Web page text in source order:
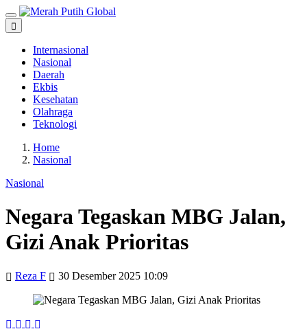
Internasional
Nasional
Daerah
Ekbis
Kesehatan
Olahraga
Teknologi
Home
Nasional
Nasional
Negara Tegaskan MBG Jalan,
Gizi Anak Prioritas
Reza F 30 Desember 2025 10:09